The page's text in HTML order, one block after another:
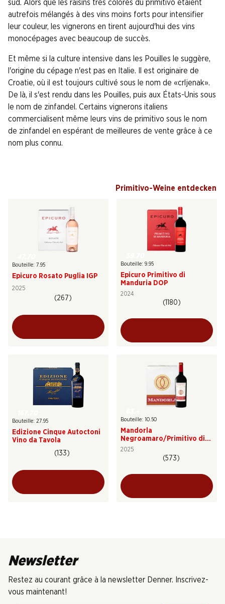
sud. Alors que les raisins très colorés du primitivo étaient
autrefois mélangés à des vins moins forts pour intensifier
leur couleur, les vignerons en tirent aujourd'hui des vins
monocépages avec beaucoup de succès.
Et même si la culture intensive dans les Pouilles le suggère,
l'origine du cépage n'est pas en Italie. Il est originaire de
Croatie, où il est toujours cultivé sous le nom de «crljenak».
De là, il s'est rendu dans les Pouilles, puis aux États-Unis sous
le nom de zinfandel. Certains vignerons italiens
commercialisent même leurs vins de primitivo sous le nom
de zinfandel en espérant de meilleures de vente grâce à ce
nom plus connu.
Primitivo-Weine entdecken
Bouteille: 7.95
Epicuro Rosato Puglia IGP
2025
(267)
Bouteille: 9.95
Epicuro Primitivo di
Manduria DOP
2024
(1180)
Bouteille: 27.95
Edizione Cinque Autoctoni
Vino da Tavola
(133)
Bouteille: 10.50
Mandorla
Negroamaro/Primitivo di
Puglia IGT
2025
(573)
Newsletter
Restez au courant grâce à la newsletter Denner. Inscrivez-
vous maintenant!